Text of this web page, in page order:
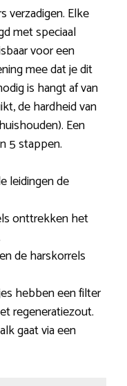
verzadigen. Elke
met speciaal
voor een
mee dat je dit
is hangt af van
de hardheid van
Een
5 stappen.
leidingen de
onttrekken het
de harskorrels
hebben een filter
regeneratiezout.
gaat via een